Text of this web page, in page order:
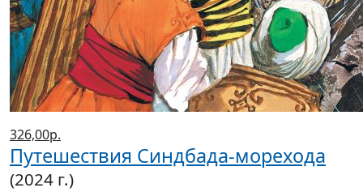
326,00р.
Путешествия Синдбада-морехода
(2024 г.)